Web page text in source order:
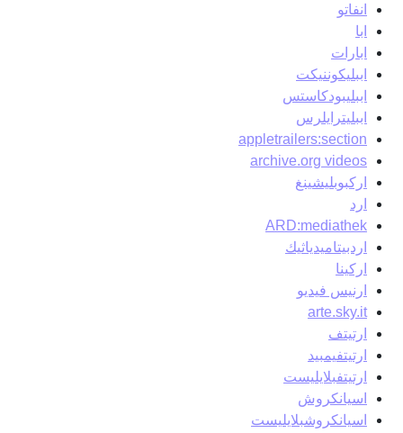
انفاتو
ابا
ابارات
اببليكوننيكت
اببليبودكاستس
اببليترايلرس
appletrailers:section
archive.org videos
اركبوبليشينغ
ارد
ARD:mediathek
اردبيتاميدياثيك
اركينا
ارنيس فيديو
arte.sky.it
ارتيتف
ارتيتفيمبيد
ارتيتفبلايليست
اسيانكروش
اسيانكروشبلايليست